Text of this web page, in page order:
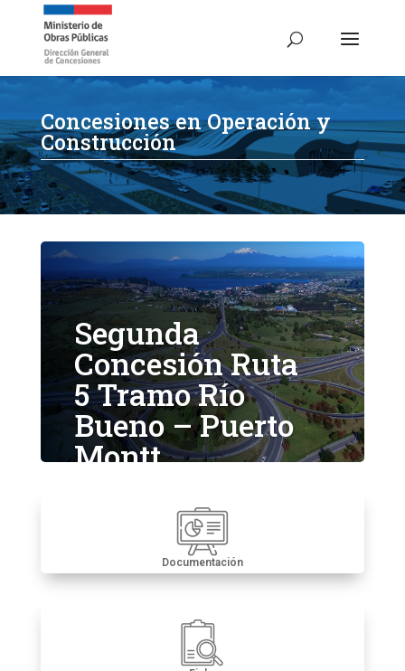
Concesiones en Operación y
Construcción
Segunda
Concesión Ruta
5 Tramo Río
Bueno – Puerto
Montt
Documentación